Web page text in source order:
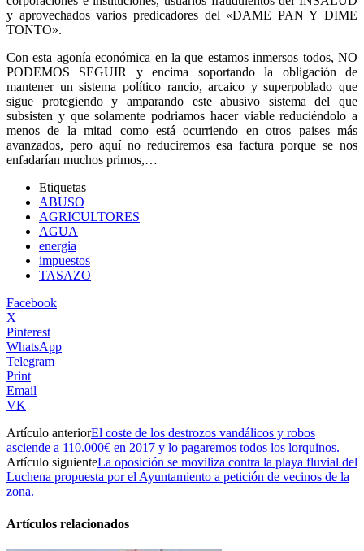
y aprovechados varios predicadores del «DAME PAN Y DIME
TONTO».
Con esta agonía económica en la que estamos inmersos todos, NO
PODEMOS SEGUIR y encima soportando la obligación de
mantener un sistema político rancio, arcaico y superpoblado que
sigue protegiendo y amparando este abusivo sistema del que
subsisten y que solamente podriamos hacer viable reduciéndolo a
menos de la mitad como está ocurriendo en otros paises más
avanzados, pero aquí no reduciremos esa factura porque se nos
enfadarían muchos primos,…
Etiquetas
ABUSO
AGRICULTORES
AGUA
energia
impuestos
TASAZO
Facebook
X
Pinterest
WhatsApp
Telegram
Print
Email
VK
Artículo anteriorEl coste de los destrozos vandálicos y robos
asciende a 110.000€ en 2017 y lo pagaremos todos los lorquinos.
Artículo siguienteLa oposición se moviliza contra la playa fluvial del
Luchena propuesta por el Ayuntamiento a petición de vecinos de la
zona.
Artículos relacionados